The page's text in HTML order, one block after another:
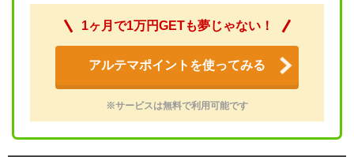
1ヶ月で1万円GETも夢じゃない！
アルテマポイントを使ってみる
※サービスは無料で利用可能です